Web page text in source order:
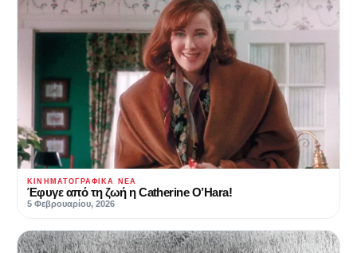
ΚΙΝΗΜΑΤΟΓΡΑΦΙΚΆ ΝΈΑ
Έφυγε από τη ζωή η Catherine O’Hara!
5 Φεβρουαρίου, 2026